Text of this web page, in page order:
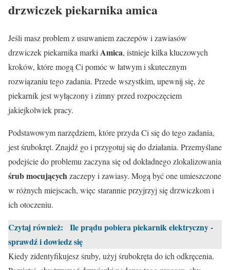
drzwiczek piekarnika amica
Jeśli masz problem z usuwaniem zaczepów i zawiasów
drzwiczek piekarnika marki Amica, istnieje kilka kluczowych
kroków, które mogą Ci pomóc w łatwym i skutecznym
rozwiązaniu tego zadania. Przede wszystkim, upewnij się, że
piekarnik jest wyłączony i zimny przed rozpoczęciem
jakiejkolwiek pracy.
Podstawowym narzędziem, które przyda Ci się do tego zadania,
jest śrubokręt. Znajdź go i przygotuj się do działania. Przemyślane
podejście do problemu zaczyna się od dokładnego zlokalizowania
śrub mocującychzaczepy i zawiasy. Mogą być one umieszczone
w różnych miejscach, więc starannie przyjrzyj się drzwiczkom i
ich otoczeniu.
Czytaj również:
Ile prądu pobiera piekarnik elektryczny -
sprawdź i dowiedz się
Kiedy zidentyfikujesz śruby, użyj śrubokręta do ich odkręcenia.